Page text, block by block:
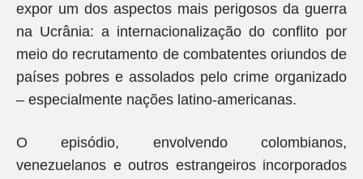
expor um dos aspectos mais perigosos da guerra
na Ucrânia: a internacionalização do conflito por
meio do recrutamento de combatentes oriundos de
países pobres e assolados pelo crime organizado
– especialmente nações latino-americanas.
O episódio, envolvendo colombianos,
venezuelanos e outros estrangeiros incorporados